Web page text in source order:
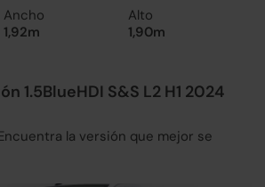
Ancho
1,92m
Alto
1,90m
1.5BlueHDI S&S L2 H1 2024
la versión que mejor se